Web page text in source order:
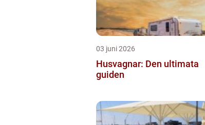
03 juni 2026
Husvagnar: Den ultimata
guiden